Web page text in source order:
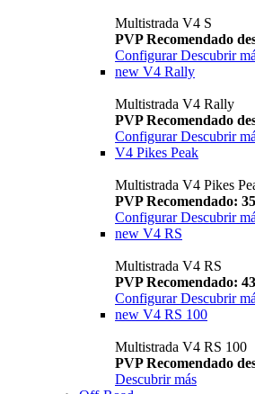
Multistrada V4 S
PVP Recomendado
Configurar Descubrir
new V4 Rally
Multistrada V4 Rally
PVP Recomendado
Configurar Descubrir
V4 Pikes Peak
Multistrada V4 Pikes
PVP Recomendado:
Configurar Descubrir
new V4 RS
Multistrada V4 RS
PVP Recomendado:
ConfigurarDescubrir
new V4 RS 100
Multistrada V4 RS 100
PVP Recomendado
Descubrir más